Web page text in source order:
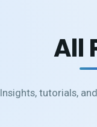
All
Insights, tutorials,